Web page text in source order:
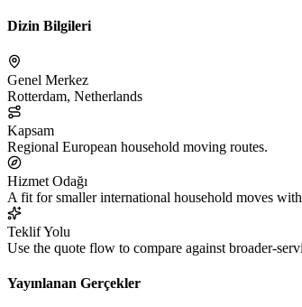
Dizin Bilgileri
Genel Merkez
Rotterdam, Netherlands
Kapsam
Regional European household moving routes.
Hizmet Odağı
A fit for smaller international household moves
Teklif Yolu
Use the quote flow to compare against broader-
Yayınlanan Gerçekler